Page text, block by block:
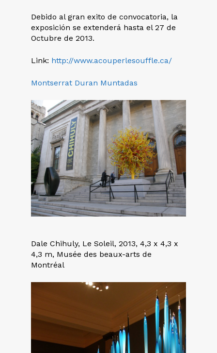
Debido al gran exito de convocatoria, la
exposición se extenderá hasta el 27 de
Octubre de 2013.
Link: http://www.acouperlesouffle.ca/
Montserrat Duran Muntadas
Dale Chihuly, Le Soleil, 2013, 4,3 x 4,3 x
4,3 m, Musée des beaux-arts de
Montréal